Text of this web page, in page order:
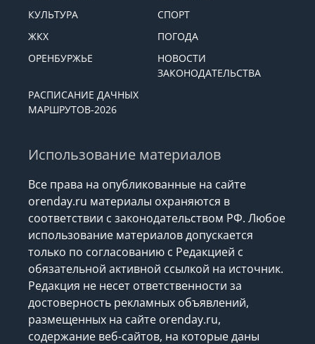
КУЛЬТУРА
СПОРТ
ЖКХ
ПОГОДА
ОРЕНБУРЖЬЕ
НОВОСТИ
ЗАКОНОДАТЕЛЬСТВА
РАСПИСАНИЕ ДАЧНЫХ
МАРШРУТОВ-2026
Использование материалов
Все права на опубликованные на сайте
orenday.ru материалы охраняются в
соответствии с законодательством РФ. Любое
использование материалов допускается
только по согласованию с Редакцией с
обязательной активной ссылкой на источник.
Редакция не несет ответственности за
достоверность рекламных объявлений,
размещенных на сайте orenday.ru,
содержание веб-сайтов, на которые даны